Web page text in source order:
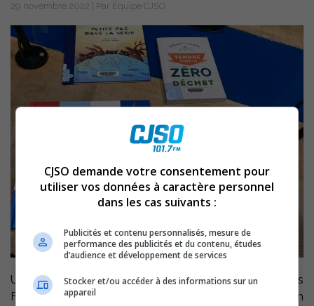
29 novembre 2022 | Par Équipe CJSO
Un album jeunesse pour ceux qui boudent le temps des
Fêtes, un autre pour observer les traces dans la neige, un
CJSO demande votre consentement pour
utiliser vos données à caractère personnel
dans les cas suivants :
Publicités et contenu personnalisés, mesure de
performance des publicités et du contenu, études
d’audience et développement de services
Stocker et/ou accéder à des informations sur un
appareil